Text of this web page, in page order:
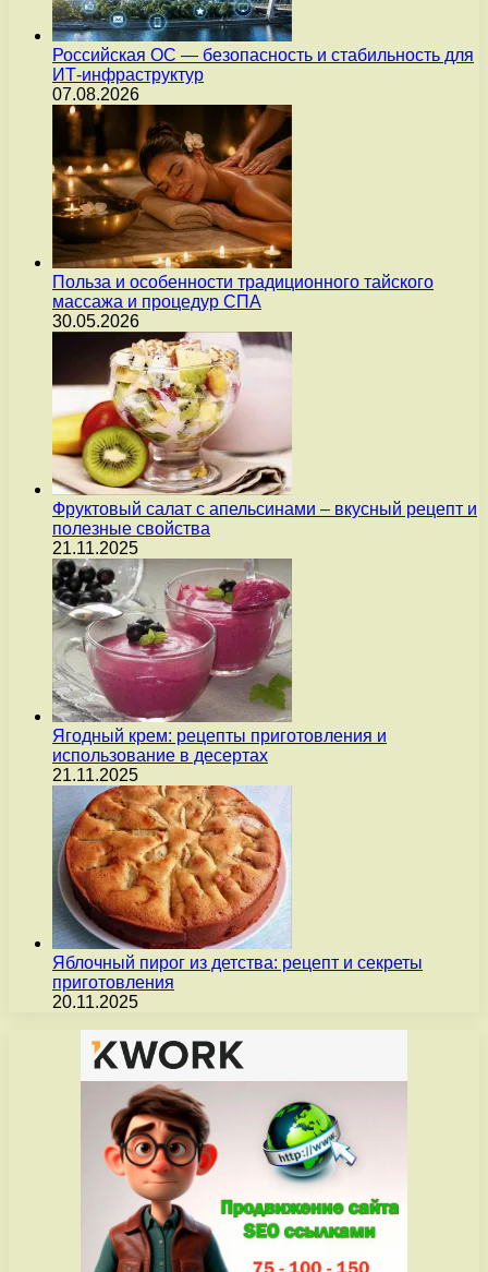
Российская ОС — безопасность и стабильность для
ИТ-инфраструктур
07.08.2026
Польза и особенности традиционного тайского
массажа и процедур СПА
30.05.2026
Фруктовый салат с апельсинами – вкусный рецепт и
полезные свойства
21.11.2025
Ягодный крем: рецепты приготовления и
использование в десертах
21.11.2025
Яблочный пирог из детства: рецепт и секреты
приготовления
20.11.2025